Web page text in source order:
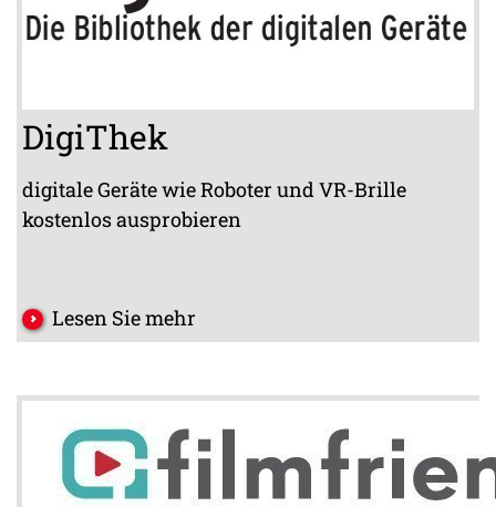
DigiThek
digitale Geräte wie Roboter und VR-Brille
kostenlos ausprobieren
Lesen Sie mehr